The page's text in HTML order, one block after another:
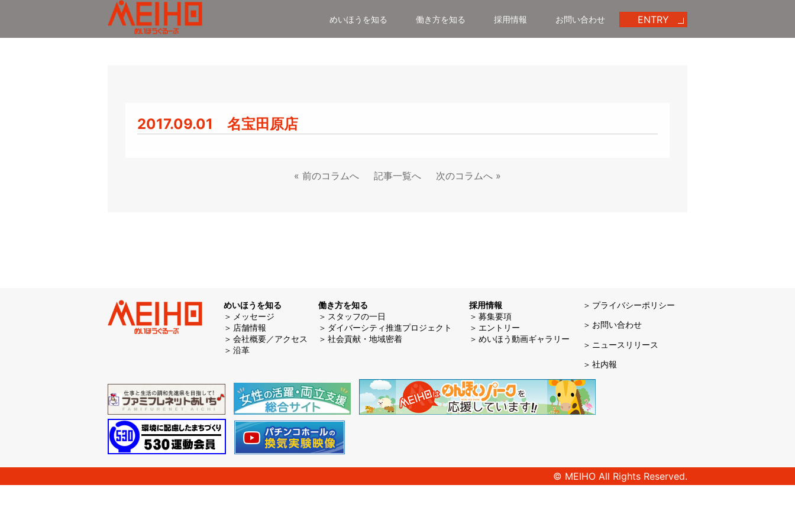
ENTRY
めいほうを知る 働き方を知る 採用情報 お問い合わせ
2017.09.01 名宝田原店
« 前のコラムへ 記事一覧へ 次のコラムへ »
めいほうを知る
メッセージ
店舗情報
会社概要／アクセス
沿革
働き方を知る
スタッフの一日
ダイバーシティ推進プロジェクト
社会貢献・地域密着
採用情報
募集要項
エントリー
めいほう動画ギャラリー
プライバシーポリシー
お問い合わせ
ニュースリリース
社内報
© MEIHO All Rights Reserved.